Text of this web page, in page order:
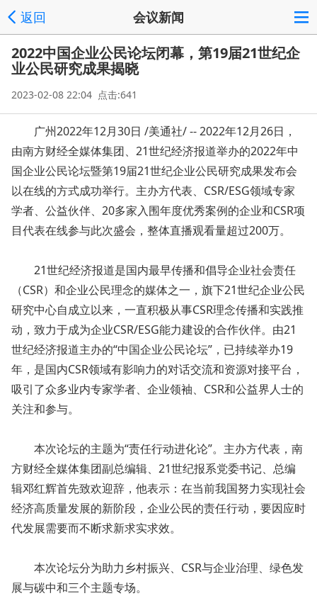
返回 会议新闻
2022中国企业公民论坛闭幕，第19届21世纪企
业公民研究成果揭晓
2023-02-08 22:04 点击:641
广州2022年12月30日 /美通社/ -- 2022年12月26日，
由南方财经全媒体集团、21世纪经济报道举办的2022年中
国企业公民论坛暨第19届21世纪企业公民研究成果发布会
以在线的方式成功举行。主办方代表、CSR/ESG领域专家
学者、公益伙伴、20多家入围年度优秀案例的企业和CSR项
目代表在线参与此次盛会，整体直播观看量超过200万。
21世纪经济报道是国内最早传播和倡导企业社会责任
（CSR）和企业公民理念的媒体之一，旗下21世纪企业公民
研究中心自成立以来，一直积极从事CSR理念传播和实践推
动，致力于成为企业CSR/ESG能力建设的合作伙伴。由21
世纪经济报道主办的“中国企业公民论坛”，已持续举办19
年，是国内CSR领域有影响力的对话交流和资源对接平台，
吸引了众多业内专家学者、企业领袖、CSR和公益界人士的
关注和参与。
本次论坛的主题为“责任行动进化论”。主办方代表，南
方财经全媒体集团副总编辑、21世纪报系党委书记、总编
辑邓红辉首先致欢迎辞，他表示：在当前我国努力实现社会
经济高质量发展的新阶段，企业公民的责任行动，要因应时
代发展需要而不断求新求实求效。
本次论坛分为助力乡村振兴、CSR与企业治理、绿色发
展与碳中和三个主题专场。